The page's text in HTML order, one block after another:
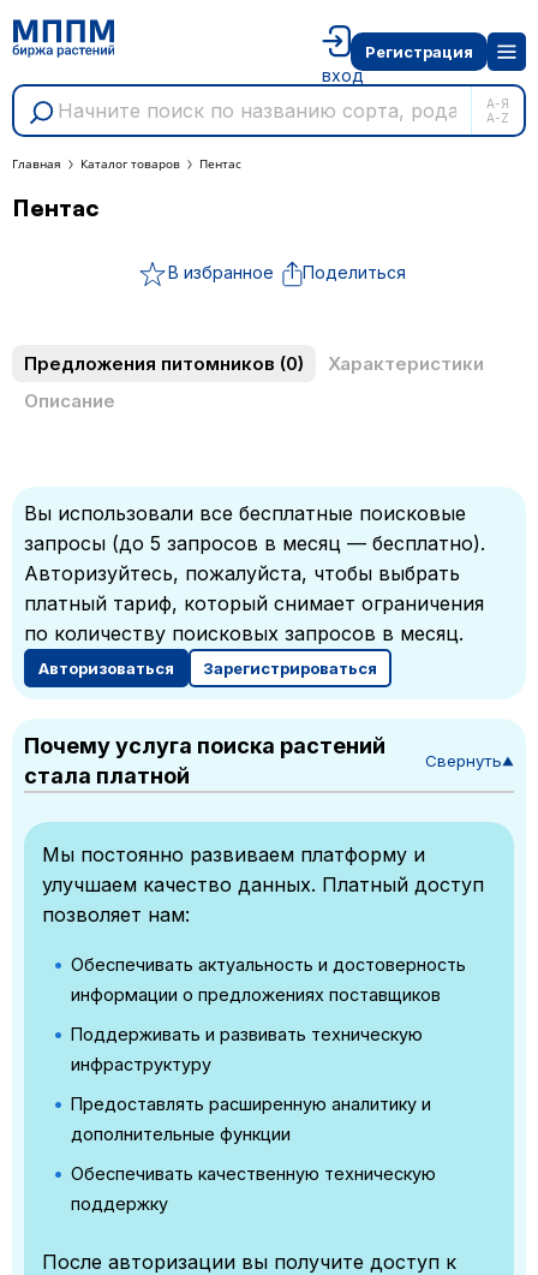
А-Я
A-Z
вход
Регистрация
Главная Каталог товаров Пентас
Пентас
В избранное Поделиться
Предложения питомников (0)
Характеристики
Описание
Вы использовали все бесплатные поисковые
запросы (до 5 запросов в месяц — бесплатно).
Авторизуйтесь, пожалуйста, чтобы выбрать
платный тариф, который снимает ограничения
по количеству поисковых запросов в месяц.
Авторизоваться Зарегистрироваться
Почему услуга поиска растений
стала платной
Свернуть▼
Мы постоянно развиваем платформу и
улучшаем качество данных. Платный доступ
позволяет нам:
Обеспечивать актуальность и достоверность
информации о предложениях поставщиков
Поддерживать и развивать техническую
инфраструктуру
Предоставлять расширенную аналитику и
дополнительные функции
Обеспечивать качественную техническую
поддержку
После авторизации вы получите доступ к